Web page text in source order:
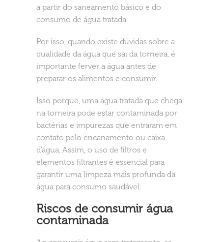
a partir do saneamento básico e do
consumo de água tratada.
Por isso, quando existe dúvidas sobre a
qualidade da água que sai da torneira, é
importante ferver a água antes de
preparar os alimentos e consumir.
Isso porque, uma água tratada que chega
na torneira pode estar contaminada por
bactérias e impurezas que entraram em
contato pelo encanamento ou caixa
d’água. Assim, o uso de filtros e
elementos filtrantes é essencial para
garantir uma limpeza mais profunda da
água para consumo saudável.
Riscos de consumir água
contaminada